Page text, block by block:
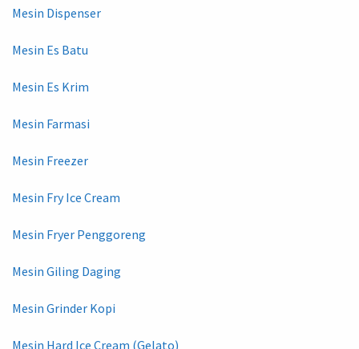
Mesin Dispenser
Mesin Es Batu
Mesin Es Krim
Mesin Farmasi
Mesin Freezer
Mesin Fry Ice Cream
Mesin Fryer Penggoreng
Mesin Giling Daging
Mesin Grinder Kopi
Mesin Hard Ice Cream (Gelato)